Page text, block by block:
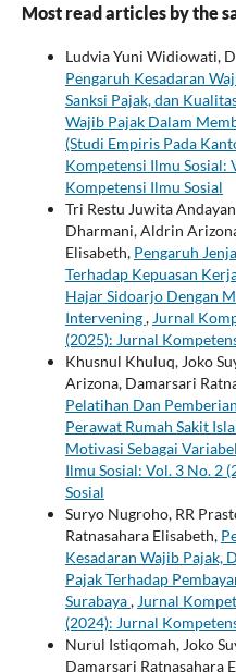
Most read articles by the
Ludvia Yuni Widiowati,
Pengaruh Kesadaran
Sanksi Pajak, dan
Wajib Pajak Dalam
(Studi Empiris Pada
Kompetensi Ilmu Sosial:
Kompetensi Ilmu Sosial
Tri Restu Juwita
Dharmani, Aldrin
Elisabeth, Pengaruh
Terhadap Kepuasan
Hajar Sidoarjo Dengan
Intervening, Jurnal
(2025): Jurnal
Khusnul Khuluq, Joko
Arizona, Damarsari
Pelatihan Dan
Perawat Rumah Sakit
Motivasi Sebagai
Ilmu Sosial: Vol. 3 No. 2
Sosial
Suryo Nugroho, RR
Ratnasahara Elisabeth,
Kesadaran Wajib Pajak,
Pajak Terhadap
Surabaya, Jurnal
(2024): Jurnal
Nurul Istiqomah, Joko
Damarsari Ratnasahara